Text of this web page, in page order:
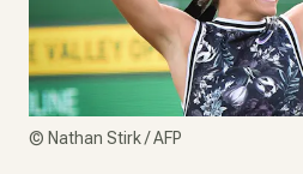
© Nathan Stirk / AFP